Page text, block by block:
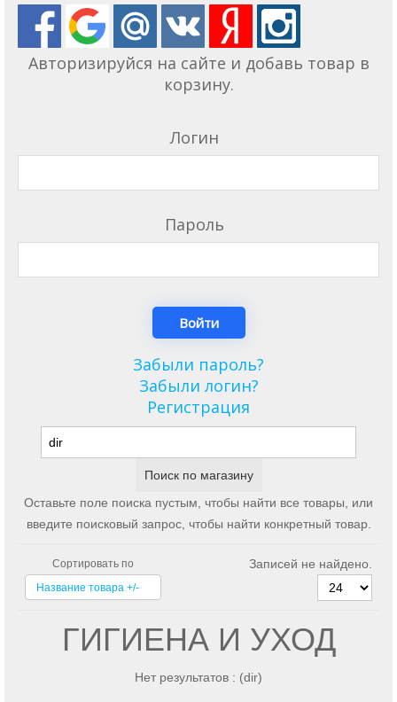
Авторизируйся на сайте и добавь товар в
корзину.
Логин
Пароль
Забыли пароль?
Забыли логин?
Регистрация
Оставьте поле поиска пустым, чтобы найти все товары, или
введите поисковый запрос, чтобы найти конкретный товар.
Сортировать по
Название товара +/-
Записей не найдено.
ГИГИЕНА И УХОД
Нет результатов : (dir)